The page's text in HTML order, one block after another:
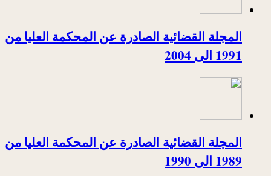
المجلة القضائية الصادرة عن المحكمة العليا من
1991 الى 2004
المجلة القضائية الصادرة عن المحكمة العليا من
1989 الى 1990